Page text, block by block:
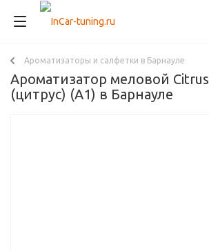
Ароматизаторы и салфетки в Барнауле
Ароматизатор меловой Citrus
(цитрус) (A1) в Барнауле